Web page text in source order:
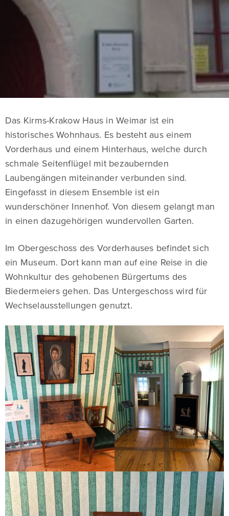
Das Kirms-Krakow Haus in Weimar ist ein
historisches Wohnhaus. Es besteht aus einem
Vorderhaus und einem Hinterhaus, welche durch
schmale Seitenflügel mit bezaubernden
Laubengängen miteinander verbunden sind.
Eingefasst in diesem Ensemble ist ein
wunderschöner Innenhof. Von diesem gelangt man
in einen dazugehörigen wundervollen Garten.
Im Obergeschoss des Vorderhauses befindet sich
ein Museum. Dort kann man auf eine Reise in die
Wohnkultur des gehobenen Bürgertums des
Biedermeiers gehen. Das Untergeschoss wird für
Wechselausstellungen genutzt.